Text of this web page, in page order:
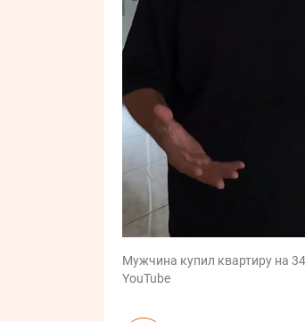
Мужчина купил квартиру на
YouTube